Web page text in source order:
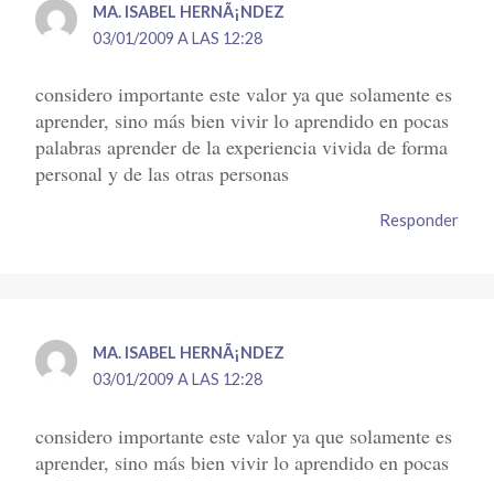
MA. ISABEL HERNÃ¡NDEZ
03/01/2009 A LAS 12:28
considero importante este valor ya que solamente es
aprender, sino más bien vivir lo aprendido en pocas
palabras aprender de la experiencia vivida de forma
personal y de las otras personas
Responder
MA. ISABEL HERNÃ¡NDEZ
03/01/2009 A LAS 12:28
considero importante este valor ya que solamente es
aprender, sino más bien vivir lo aprendido en pocas